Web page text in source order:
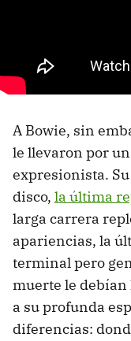
A Bowie, sin
le llevaron por
expresionista.
disco, la última
larga carrera
apariencias, la
terminal pero
muerte le
a su profunda
diferencias: